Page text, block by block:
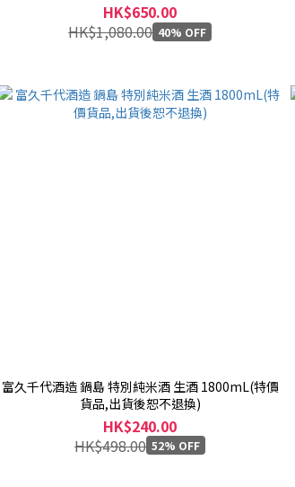
HK$650.00
HK$1,080.00 40% OFF
富久千代酒造 鍋島 特別純米酒 生酒 1800mL(特價
貨品,出貨後恕不退換)
HK$240.00
HK$498.00 52% OFF